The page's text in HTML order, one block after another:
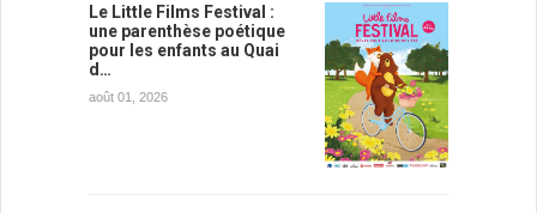
Le Little Films Festival :
une parenthèse poétique
pour les enfants au Quai
d…
août 01, 2026